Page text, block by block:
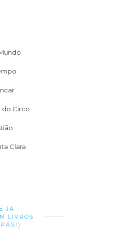
do Circo
Clara
JÁ
LIVROS